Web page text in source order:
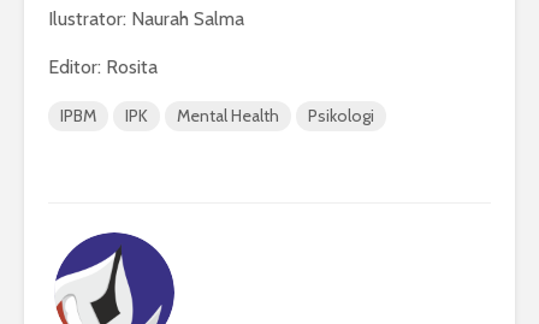
Ilustrator: Naurah Salma
Editor: Rosita
IPBM IPK Mental Health Psikologi